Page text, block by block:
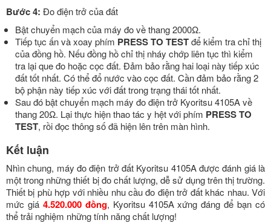
Bước 4: Đo điện trở của đất
Bật chuyển mạch của máy đo về thang 2000Ω.
Tiếp tục ấn và xoay phím PRESS TO TESTđể kiểm tra chỉ thị
của đồng hồ. Nếu đồng hồ chỉ thị nháy chớp liên tục thì kiểm
tra lại que đo hoặc cọc đất. Đảm bảo rằng hai loại này tiếp xúc
đất tốt nhất. Có thể đổ nước vào cọc đất. Cần đảm bảo rằng 2
bộ phận này tiếp xúc với đất trong trạng thái tốt nhất.
Sau đó bật chuyển mạch máy đo điện trở Kyoritsu 4105A về
thang 20Ω. Lại thực hiện thao tác y hệt với phím PRESS TO
TEST, rồi đọc thông số đã hiện lên trên màn hình.
Kết luận
Nhìn chung, máy đo điện trở đất Kyoritsu 4105A được đánh giá là
một trong những thiết bị đo chất lượng, dễ sử dụng trên thị trường.
Thiết bị phù hợp với nhiều nhu cầu đo điện trở đất khác nhau. Với
mức giá 4.520.000 đồng, Kyoritsu 4105A xứng đáng để bạn có
thể trải nghiệm những tính năng chất lượng!